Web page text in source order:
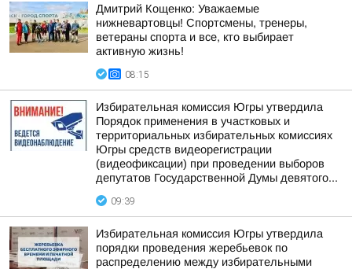
Дмитрий Кощенко: Уважаемые
нижневартовцы! Спортсмены, тренеры,
ветераны спорта и все, кто выбирает
активную жизнь!
08:15
Избирательная комиссия Югры утвердила
Порядок применения в участковых и
территориальных избирательных комиссиях
Югры средств видеорегистрации
(видеофиксации) при проведении выборов
депутатов Государственной Думы девятого...
09:39
Избирательная комиссия Югры утвердила
порядки проведения жеребьевок по
распределению между избирательными